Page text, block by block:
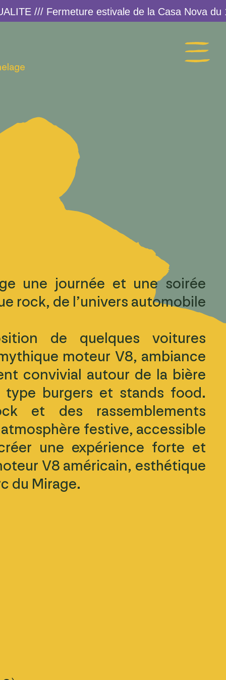
une journée et une soirée
rock, de l’univers automobile
de quelques voitures
moteur V8, ambiance
convivial autour de la bière
burgers et stands food.
et des rassemblements
festive, accessible
une expérience forte et
V8 américain, esthétique
du Mirage.